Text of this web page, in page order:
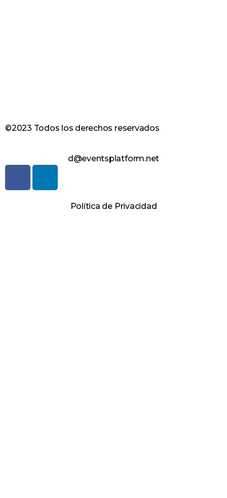
©2023 Todos los derechos reservados
d@eventsplatform.net
Política de Privacidad